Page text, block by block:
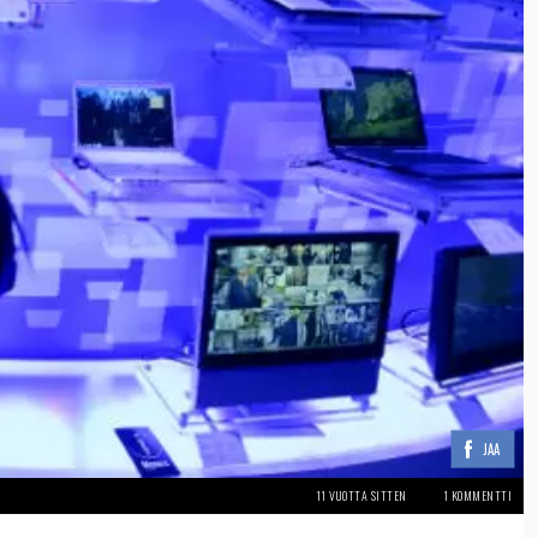
JAA
11 VUOTTA SITTEN 1 KOMMENTTI